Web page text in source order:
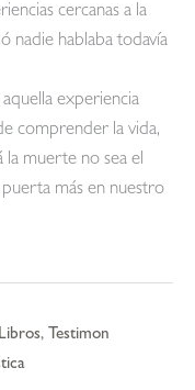
cercanas a la
nadie hablaba todavía
experiencia
comprender la vida,
la muerte no sea el
más en nuestro
Libros, Testimon